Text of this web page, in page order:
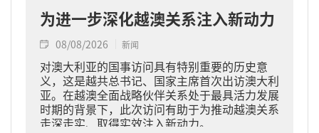
为进一步深化越澳关系注入新动力
08/08/2026 新闻
对澳大利亚的国事访问具有特别重要的历史意
义，这是越共总书记、国家主席首次出访澳大利
亚。在越澳全面战略伙伴关系处于最具活力发展
时期的背景下，此次访问有助于为推动越澳关系
走深走实、取得实效注入新动力。